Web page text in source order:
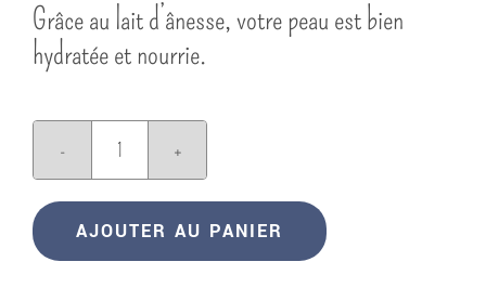
Grâce au lait d’ânesse, votre peau est bien
hydratée et nourrie.
quantité
de
Savon
nature
AJOUTER AU PANIER